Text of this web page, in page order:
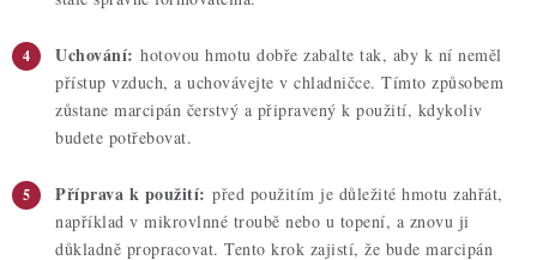
Uchování: hotovou hmotu dobře zabalte tak, aby k ní neměl
přístup vzduch, a uchovávejte v chladničce. Tímto způsobem
zůstane marcipán čerstvý a připravený k použití, kdykoliv
budete potřebovat.
Příprava k použití: před použitím je důležité hmotu zahřát,
například v mikrovlnné troubě nebo u topení, a znovu ji
důkladně propracovat. Tento krok zajistí, že bude marcipán